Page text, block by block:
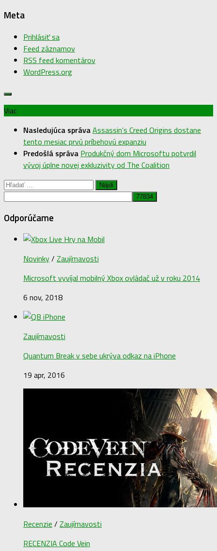
Meta
Prihlásiť sa
Feed záznamov
RSS feed komentárov
WordPress.org
Viac
Nasledujúca správaAssassin’s Creed Origins dostane
tento mesiac prvú príbehovú expanziu
Predošlá správa Produkčný dom Microsoftu potvrdil
vývoj úplne novej exkluzivity od The Coalition
Hľadať:
Odporúčame
Novinky/ Zaujímavosti
Microsoft vyvíjal mobilný Xbox ovládač už v roku 2014
6 nov, 2018
Zaujímavosti
Quantum Break v sebe ukrýva odkaz na iPhone
19 apr, 2016
Recenzie / Zaujímavosti
RECENZIA Code Vein